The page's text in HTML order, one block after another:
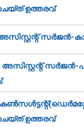
ഉത്തരവ്‌
സര്‍ജന്‍-
സര്‍ജന്‍-
ഉത്തരവ്‌